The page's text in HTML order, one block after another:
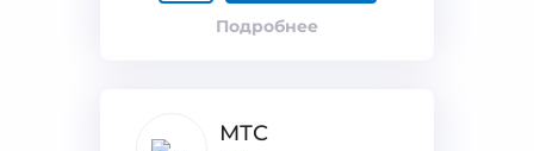
Подробнее
МТС